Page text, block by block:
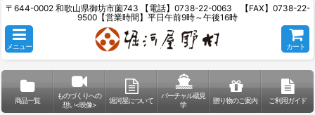
〒644-0002 和歌山県御坊市薗743 【電話】0738-22-0063 【FAX】0738-22-
9500【営業時間】平日午前9時～午後16時
メニュー カート
商品一覧
ものづくりへの
想い<映像>
堀河屋について
バーチャル蔵見
学
贈り物のご案内 ご利用ガイド